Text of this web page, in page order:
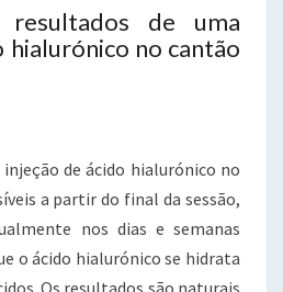
de uma
hialurónico no cantão
de ácido hialurónico no
a partir do final da sessão,
nos dias e semanas
o ácido hialurónico se hidrata
Os resultados são naturais